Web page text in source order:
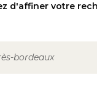
d'affiner votre
bordeaux